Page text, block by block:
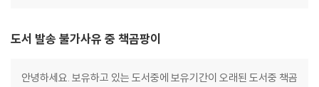
도서 발송 불가사유 중 책곰팡이
안녕하세요. 보유하고 있는 도서중에 보유기간이 오래된 도서중 책곰